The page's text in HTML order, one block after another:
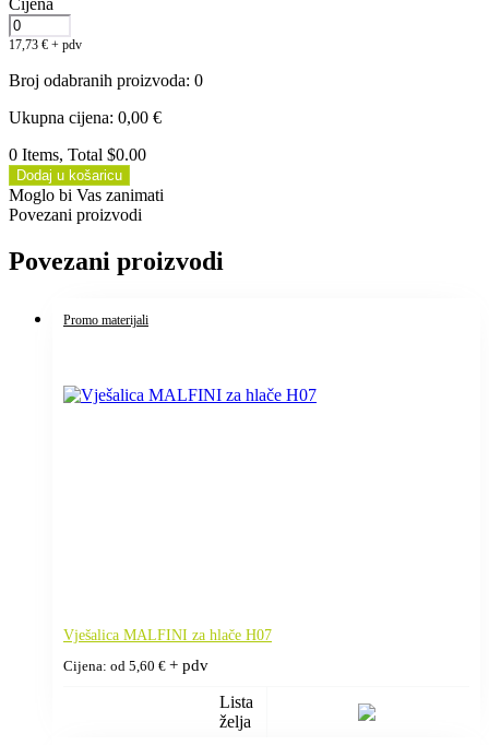
17,73 € + pdv
Broj odabranih proizvoda: 0
Ukupna cijena: 0,00 €
0 Items, Total $0.00
Dodaj u košaricu
Moglo bi Vas zanimati
Povezani proizvodi
Povezani proizvodi
Promo materijali
Vješalica MALFINI za hlače H07
Cijena: od 5,60 € + pdv
Lista
želja